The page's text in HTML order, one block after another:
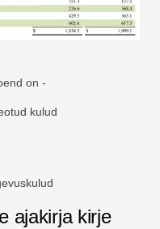
on -
kulud
ajakirja kirje